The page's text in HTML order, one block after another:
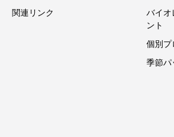
関連リンク
バイオ
ント
個別プ
季節パ